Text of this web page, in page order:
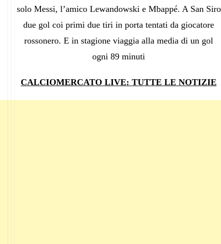
solo Messi, l’amico Lewandowski e Mbappé. A San Siro
due gol coi primi due tiri in porta tentati da giocatore
rossonero. E in stagione viaggia alla media di un gol
ogni 89 minuti
CALCIOMERCATO LIVE: TUTTE LE NOTIZIE